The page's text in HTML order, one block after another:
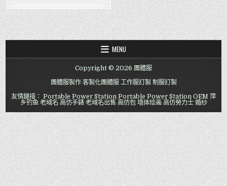
MENU
Copyright © 2026 團體服
團體服製作 客製化團體服 工作服訂製 制服訂製
友情鏈接： Portable Power Station Portable Power Station OEM 萍
乡钓鱼 老域名 高仿手錶 老域名出售 高仿包 墙体绘画 高仿勞力士 婚纱